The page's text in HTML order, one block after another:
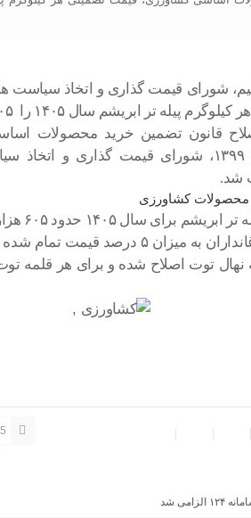
شورای قیمت گذاری و اتخاذ
ابریشم سال ۱۴۰۵ را ۶۰۵ هزار تومان تعیین کرد.
اصلاح قانون تضمین خرید محصولات
اسلامی تاریخ ۱۲ آذرماه ۱۳۹۹، شورای قیمت
شد.
محصولات کشاورزی
حدود ۶۰۵ هزار تومان تعیین شده است.
شد